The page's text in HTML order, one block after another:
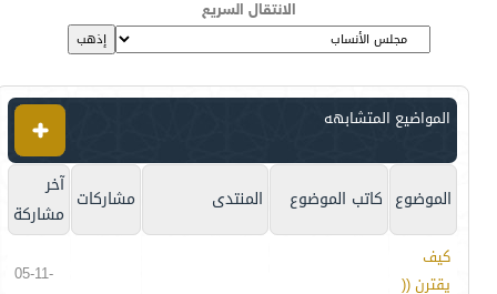
الانتقال السريع
المواضيع المتشابهه
الموضوع كاتب الموضوع المنتدى مشاركات آخر
مشاركة
كيف
يقترن ((
05-11-